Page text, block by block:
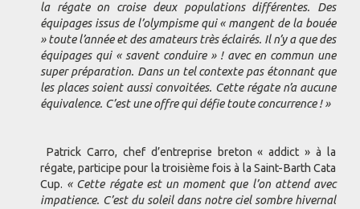
la régate on croise deux populations différentes. Des
équipages issus de l’olympisme qui « mangent de la bouée
» toute l’année et des amateurs très éclairés. Il n’y a que des
équipages qui « savent conduire » ! avec en commun une
super préparation. Dans un tel contexte pas étonnant que
les places soient aussi convoitées. Cette régate n’a aucune
équivalence. C’est une offre qui défie toute concurrence ! »
Patrick Carro, chef d’entreprise breton « addict » à la
régate, participe pour la troisième fois à la Saint-Barth Cata
Cup. « Cette régate est un moment que l’on attend avec
impatience. C’est du soleil dans notre ciel sombre hivernal